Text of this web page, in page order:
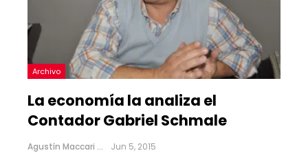
Archivo
La economía la analiza el
Contador Gabriel Schmale
Agustín Maccari Jun 5, 2015